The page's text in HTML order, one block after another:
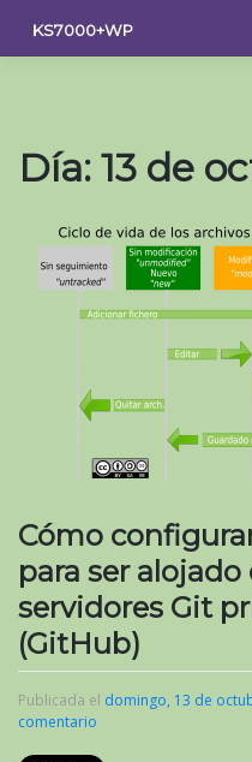
contenido
KS7000+WP
Día: 13 de
Cómo
para ser
servidores Git
(GitHub)
Publicada el domingo, 13 de
comentario